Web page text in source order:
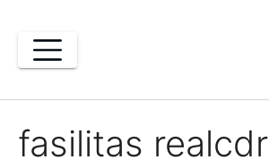
content
fasilitas realcdr